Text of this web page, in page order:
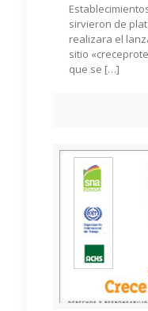
sirvieron de
realizara el
sitio
que se […]